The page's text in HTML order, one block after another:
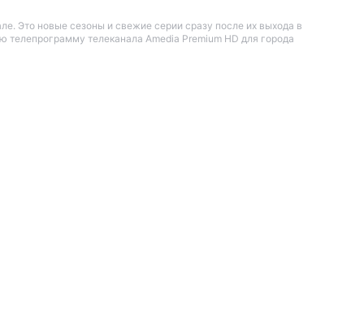
Это новые сезоны и свежие серии сразу после их выхода в
телеканала Amedia Premium HD для города